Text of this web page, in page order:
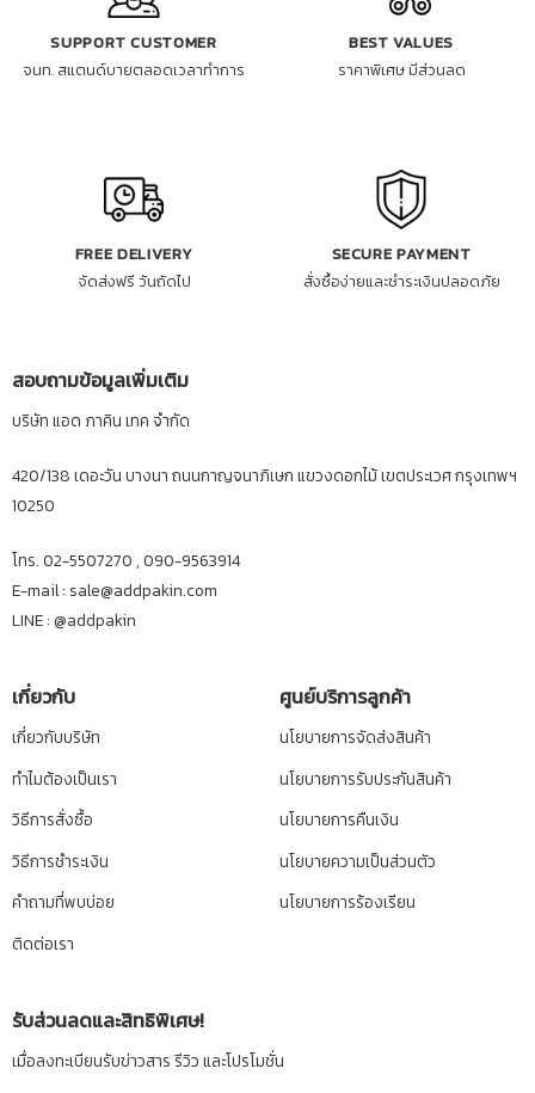
SUPPORT CUSTOMER
จนท. สแตนด์บายตลอดเวลาทำการ
BEST VALUES
ราคาพิเศษ มีส่วนลด
FREE DELIVERY
จัดส่งฟรี วันถัดไป
SECURE PAYMENT
สั่งซื้อง่ายและชำระเงินปลอดภัย
สอบถามข้อมูลเพิ่มเติม
บริษัท แอด ภาคิน เทค จำกัด
420/138 เดอะวัน บางนา ถนนกาญจนาภิเษก แขวงดอกไม้ เขตประเวศ กรุงเทพฯ
10250
โทร. 02-5507270 , 090-9563914
E-mail : sale@addpakin.com
LINE : @addpakin
เกี่ยวกับ
เกี่ยวกับบริษัท
ทำไมต้องเป็นเรา
วิธีการสั่งซื้อ
วิธีการชำระเงิน
คำถามที่พบบ่อย
ติดต่อเรา
ศูนย์บริการลูกค้า
นโยบายการจัดส่งสินค้า
นโยบายการรับประกันสินค้า
นโยบายการคืนเงิน
นโยบายความเป็นส่วนตัว
นโยบายการร้องเรียน
รับส่วนลดและสิทธิพิเศษ!
เมื่อลงทะเบียนรับข่าวสาร รีวิว และโปรโมชั่น